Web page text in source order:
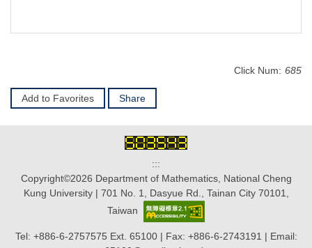
Click Num: 685
Add to Favorites Share
:::
Copyright©2026 Department of Mathematics, National Cheng
Kung University | 701 No. 1, Dasyue Rd., Tainan City 70101,
Taiwan
Tel: +886-6-2757575 Ext. 65100 | Fax: +886-6-2743191 | Email: